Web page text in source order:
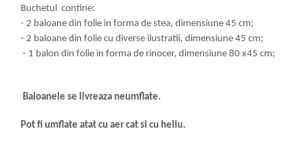
Buchetul contine:
- 2 baloane din folie in forma de stea, dimensiune 45 cm;
- 2 baloane din folie cu diverse ilustratii, dimensiune 45 cm;
- 1 balon din folie in forma de rinocer, dimensiune 80 x45 cm;
Baloanele se livreaza neumflate.
Pot fi umflate atat cu aer cat si cu heliu.